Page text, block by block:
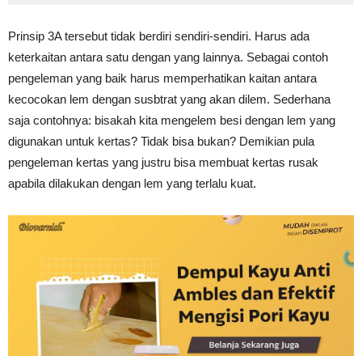
Prinsip 3A tersebut tidak berdiri sendiri-sendiri. Harus ada
keterkaitan antara satu dengan yang lainnya. Sebagai contoh
pengeleman yang baik harus memperhatikan kaitan antara
kecocokan lem dengan susbtrat yang akan dilem. Sederhana
saja contohnya: bisakah kita mengelem besi dengan lem yang
digunakan untuk kertas? Tidak bisa bukan? Demikian pula
pengeleman kertas yang justru bisa membuat kertas rusak
apabila dilakukan dengan lem yang terlalu kuat.